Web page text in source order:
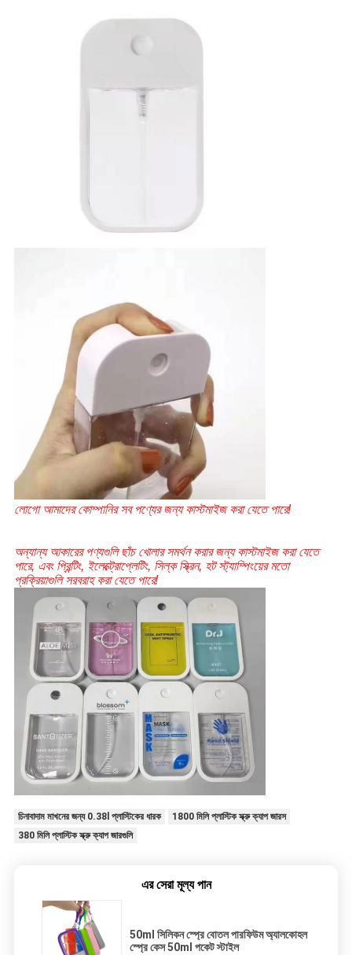
লোগো আমাদের কোম্পানির সব পণ্যের জন্য কাস্টমাইজ করা যেতে পারে!
অন্যান্য আকারের পণ্যগুলি ছাঁচ খোলার সমর্থন করার জন্য কাস্টমাইজ করা যেতে
পারে, এবং প্রিন্টিং, ইলেক্ট্রোপ্লেটিং, সিল্ক স্ক্রিন, হট স্ট্যাম্পিংয়ের মতো
প্রক্রিয়াগুলি সরবরাহ করা যেতে পারে!
চিনাবাদাম মাখনের জন্য 0.38l প্লাস্টিকের ধারক
1800 মিলি প্লাস্টিক স্ক্রু ক্যাপ জারস
380 মিলি প্লাস্টিক স্ক্রু ক্যাপ জারগুলি
এর সেরা মূল্য পান
50ml সিলিকন স্প্রে বোতল পারফিউম অ্যালকোহল
স্প্রে কেস 50ml পকেট স্টাইল